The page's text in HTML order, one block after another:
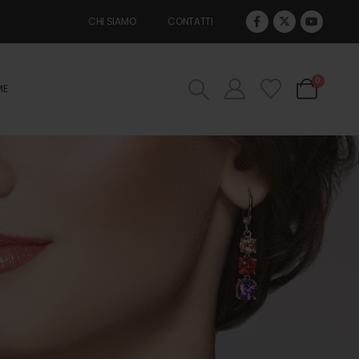
CHI SIAMO CONTATTI
0